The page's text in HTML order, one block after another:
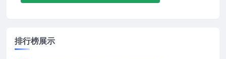
排行榜展示